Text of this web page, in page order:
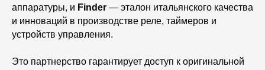
аппаратуры, и Finder — эталон итальянского качества
и инноваций в производстве реле, таймеров и
устройств управления.
Это партнерство гарантирует доступ к оригинальной